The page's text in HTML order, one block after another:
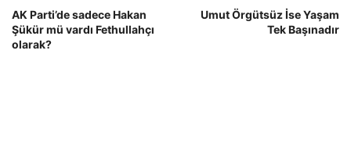
AK Parti’de sadece Hakan
Şükür mü vardı Fethullahçı
olarak?
Umut Örgütsüz İse Yaşam
Tek Başınadır